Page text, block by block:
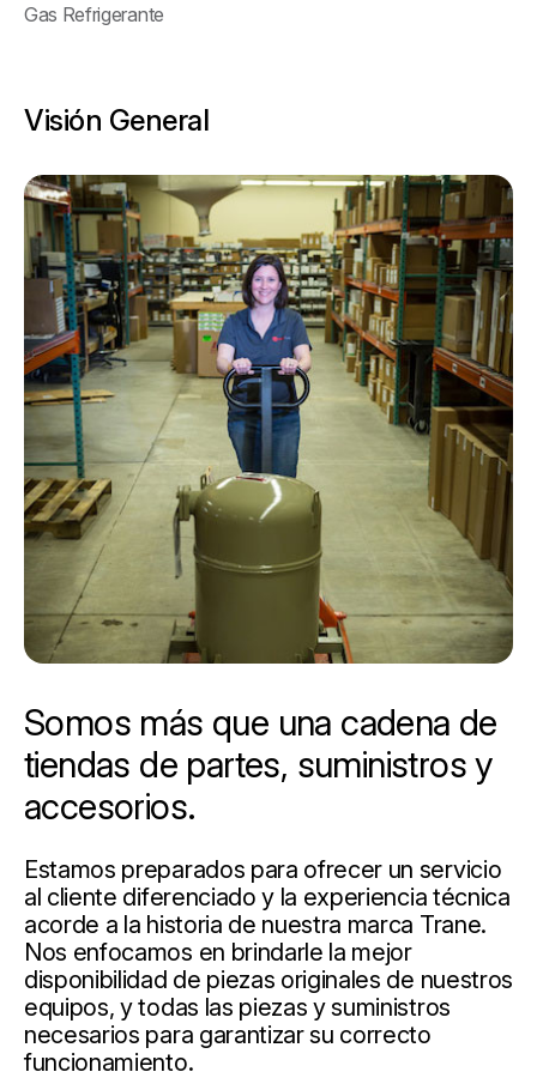
Gas Refrigerante
Visión General
Somos más que una cadena de
tiendas de partes, suministros y
accesorios.
Estamos preparados para ofrecer un servicio
al cliente diferenciado y la experiencia técnica
acorde a la historia de nuestra marca Trane.
Nos enfocamos en brindarle la mejor
disponibilidad de piezas originales de nuestros
equipos, y todas las piezas y suministros
necesarios para garantizar su correcto
funcionamiento.